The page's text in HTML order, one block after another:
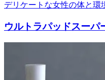
デリケートな女性の体と環
ウルトラパッドスーパ